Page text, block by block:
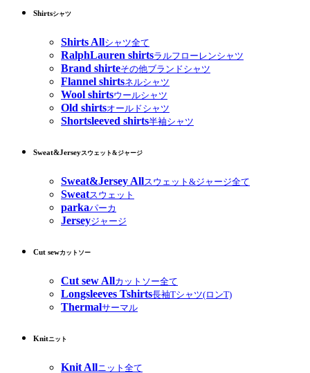
Shirtsシャツ
Shirts Allシャツ全て
RalphLauren shirtsラルフローレンシャツ
Brand shirteその他ブランドシャツ
Flannel shirtsネルシャツ
Wool shirtsウールシャツ
Old shirtsオールドシャツ
Shortsleeved shirts半袖シャツ
Sweat&Jerseyスウェット&ジャージ
Sweat&Jersey Allスウェット&ジャージ全て
Sweatスウェット
parkaパーカ
Jerseyジャージ
Cut sewカットソー
Cut sew Allカットソー全て
Longsleeves Tshirts長袖Tシャツ(ロンT)
Thermalサーマル
Knitニット
Knit Allニット全て